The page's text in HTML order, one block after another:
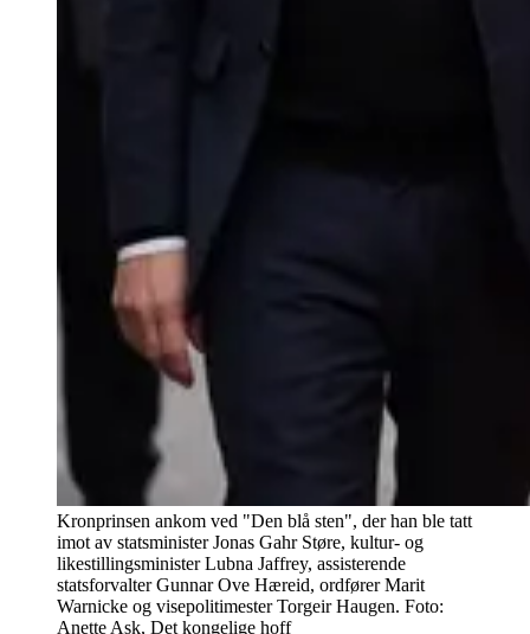
Kronprinsen ankom ved "Den blå sten", der han ble tatt
imot av statsminister Jonas Gahr Støre, kultur- og
likestillingsminister Lubna Jaffrey, assisterende
statsforvalter Gunnar Ove Hæreid, ordfører Marit
Warnicke og visepolitimester Torgeir Haugen. Foto:
Anette Ask, Det kongelige hoff